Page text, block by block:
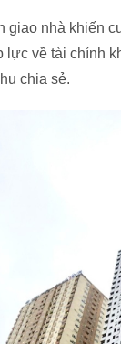
giao nhà khiến
lực về tài chính
chia sẻ.